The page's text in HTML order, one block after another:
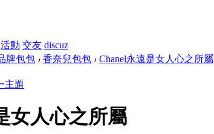
活動 交友 discuz
牌包包 › 香奈兒包包 › Chanel永遠是女人心之所屬
女人心之所屬